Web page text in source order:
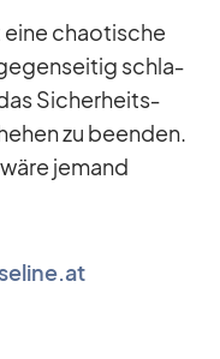
eine chao­ti­sche
ge­gen­sei­tig schla­
Si­cher­heits­
zu be­en­den.
je­mand